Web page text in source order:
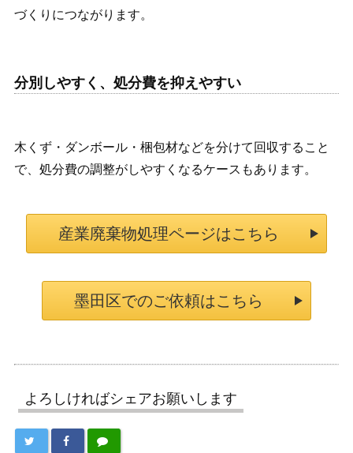
づくりにつながります。
分別しやすく、処分費を抑えやすい
木くず・ダンボール・梱包材などを分けて回収すること
で、処分費の調整がしやすくなるケースもあります。
産業廃棄物処理ページはこちら
墨田区でのご依頼はこちら
よろしければシェアお願いします